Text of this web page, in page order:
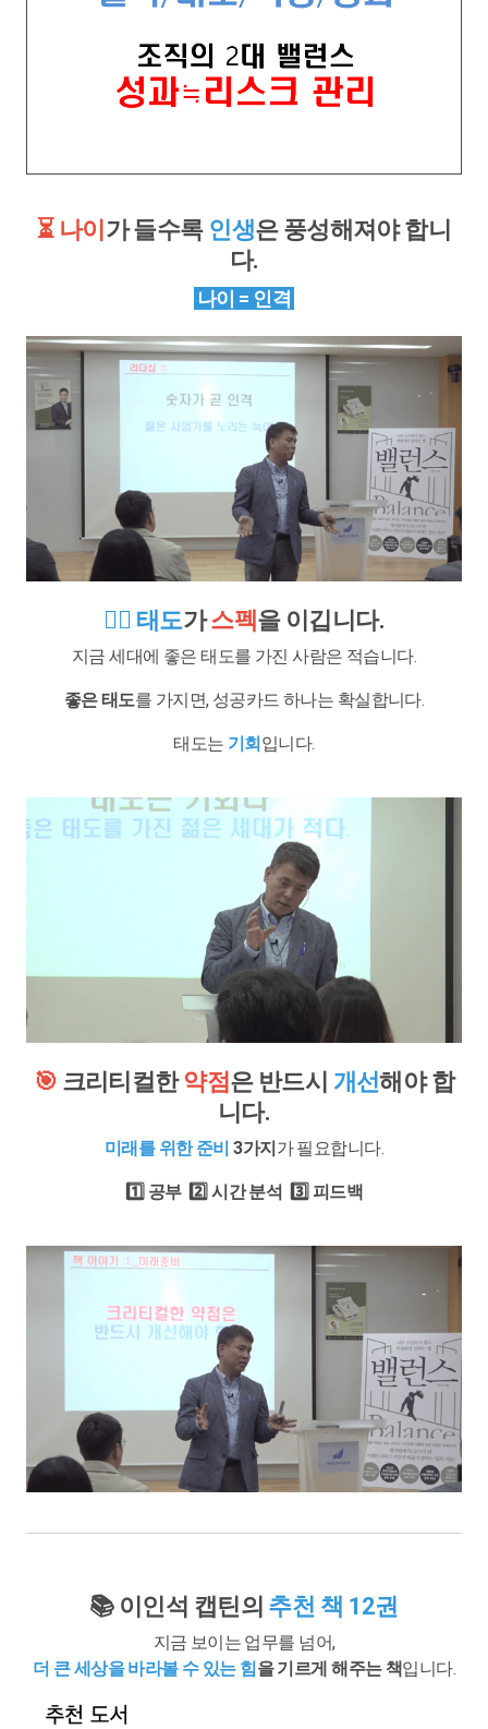
⏳ 나이 가 들수록 인생은 풍성해져야 합니
다.
나이 = 인격
🙋‍♀️ 태도가스펙을 이깁니다.
지금 세대에 좋은 태도를 가진 사람은 적습니다.
좋은 태도를 가지면, 성공카드 하나는 확실합니다.
태도는 기회입니다.
🎯 크리티컬한 약점 은 반드시 개선해야 합
니다.
미래를 위한 준비3가지 가 필요합니다.
1️⃣ 공부 2️⃣ 시간 분석 3️⃣ 피드백
📚 이인석 캡틴의 추천 책 12권
지금 보이는 업무를 넘어,
더 큰 세상을 바라볼 수 있는 힘을 기르게 해주는 책입니다.